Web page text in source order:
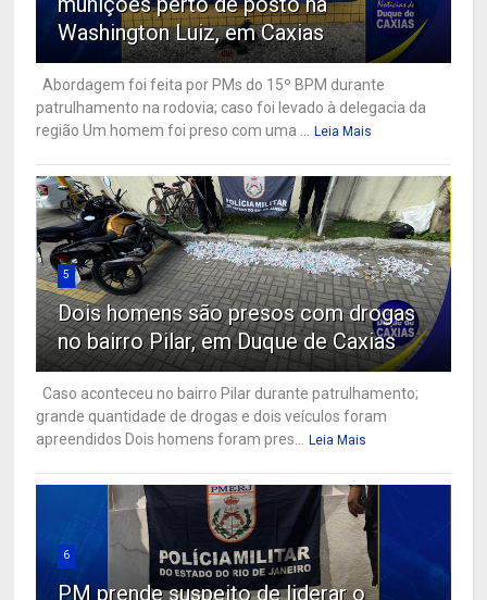
Washington Luiz, em Caxias
Abordagem foi feita por PMs do 15º BPM durante
patrulhamento na rodovia; caso foi levado à delegacia da
região Um homem foi preso com uma ... Leia Mais
5
Dois homens são presos com drogas
no bairro Pilar, em Duque de Caxias
Caso aconteceu no bairro Pilar durante patrulhamento;
grande quantidade de drogas e dois veículos foram
apreendidos Dois homens foram pres... Leia Mais
6
PM prende suspeito de liderar o